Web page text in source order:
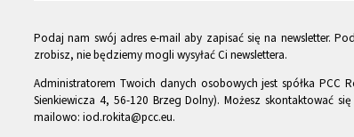
Podaj nam swój adres e-mail aby zapisać się na newsletter.
zrobisz, nie będziemy mogli wysyłać Ci newslettera.
Administratorem Twoich danych osobowych jest spółka PCC
Sienkiewicza 4, 56-120 Brzeg Dolny). Możesz skontaktować
mailowo: iod.rokita@pcc.eu.